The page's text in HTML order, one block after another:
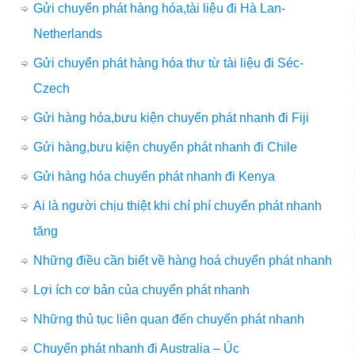
Gửi chuyển phát hàng hóa,tài liệu đi Hà Lan-
Netherlands
Gửi chuyển phát hàng hóa thư từ tài liệu đi Séc-
Czech
Gửi hàng hóa,bưu kiện chuyển phát nhanh đi Fiji
Gửi hàng,bưu kiện chuyển phát nhanh đi Chile
Gửi hàng hóa chuyển phát nhanh đi Kenya
Ai là người chịu thiệt khi chí phí chuyển phát nhanh
tăng
Những điều cần biết về hàng hoá chuyển phát nhanh
Lợi ích cơ bản của chuyển phát nhanh
Những thủ tục liên quan đến chuyển phát nhanh
Chuyển phát nhanh đi Australia – Úc